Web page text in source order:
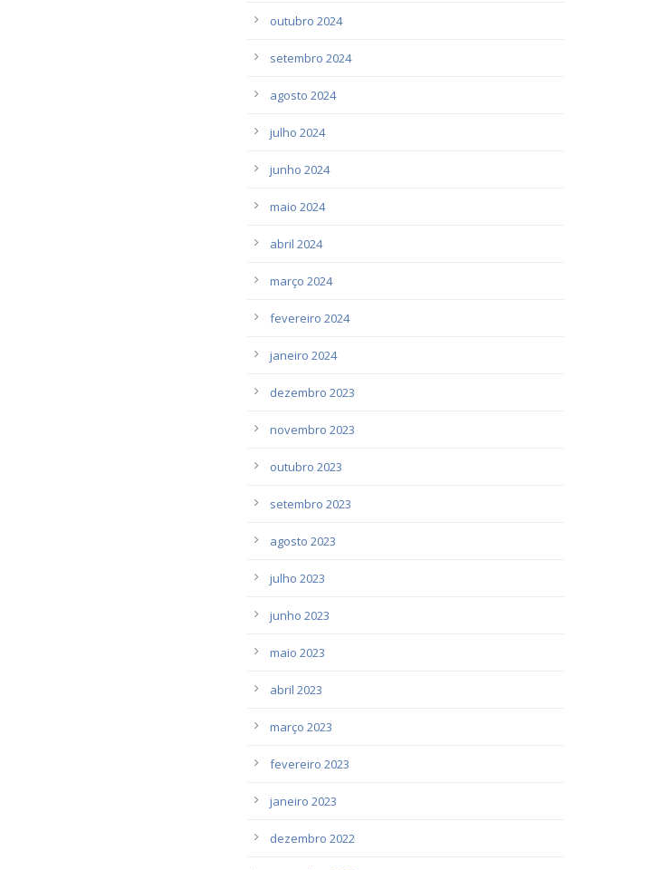
outubro 2024
setembro 2024
agosto 2024
julho 2024
junho 2024
maio 2024
abril 2024
março 2024
fevereiro 2024
janeiro 2024
dezembro 2023
novembro 2023
outubro 2023
setembro 2023
agosto 2023
julho 2023
junho 2023
maio 2023
abril 2023
março 2023
fevereiro 2023
janeiro 2023
dezembro 2022